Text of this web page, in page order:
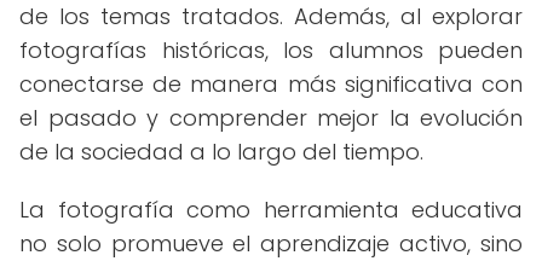
de los temas tratados. Además, al explorar
fotografías históricas, los alumnos pueden
conectarse de manera más significativa con
el pasado y comprender mejor la evolución
de la sociedad a lo largo del tiempo.
La fotografía como herramienta educativa
no solo promueve el aprendizaje activo, sino